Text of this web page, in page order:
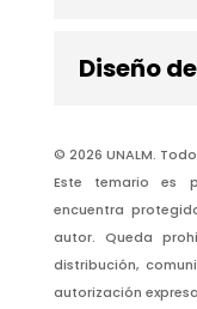
Diseño
© 2026 UNALM.
Este temario es
encuentra
autor. Queda
distribución,
autorización